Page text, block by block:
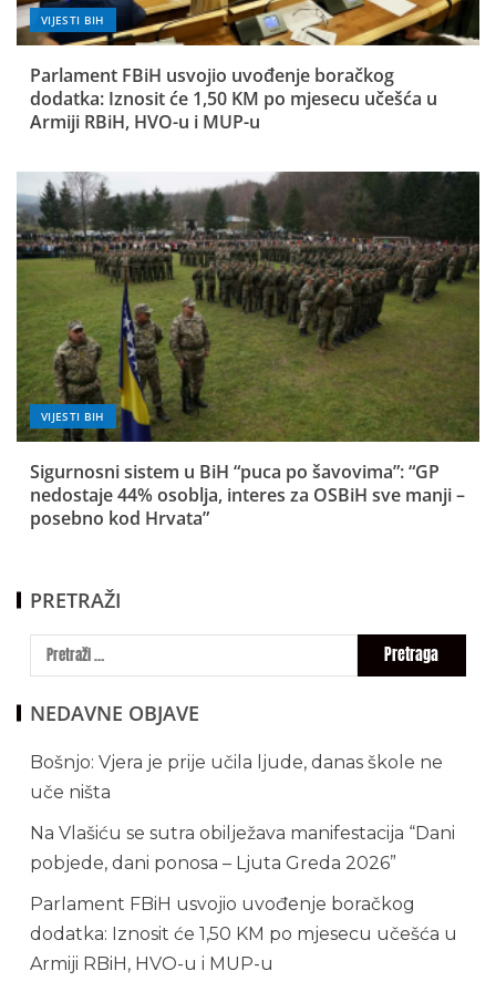
VIJESTI BIH
Parlament FBiH usvojio uvođenje boračkog
dodatka: Iznosit će 1,50 KM po mjesecu učešća u
Armiji RBiH, HVO-u i MUP-u
VIJESTI BIH
Sigurnosni sistem u BiH “puca po šavovima”: “GP
nedostaje 44% osoblja, interes za OSBiH sve manji –
posebno kod Hrvata”
PRETRAŽI
NEDAVNE OBJAVE
Bošnjo: Vjera je prije učila ljude, danas škole ne
uče ništa
Na Vlašiću se sutra obilježava manifestacija “Dani
pobjede, dani ponosa – Ljuta Greda 2026”
Parlament FBiH usvojio uvođenje boračkog
dodatka: Iznosit će 1,50 KM po mjesecu učešća u
Armiji RBiH, HVO-u i MUP-u